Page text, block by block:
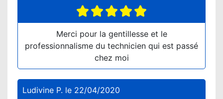
Merci pour la gentillesse et le
professionnalisme du technicien qui est passé
chez moi
Ludivine P. le 22/04/2020